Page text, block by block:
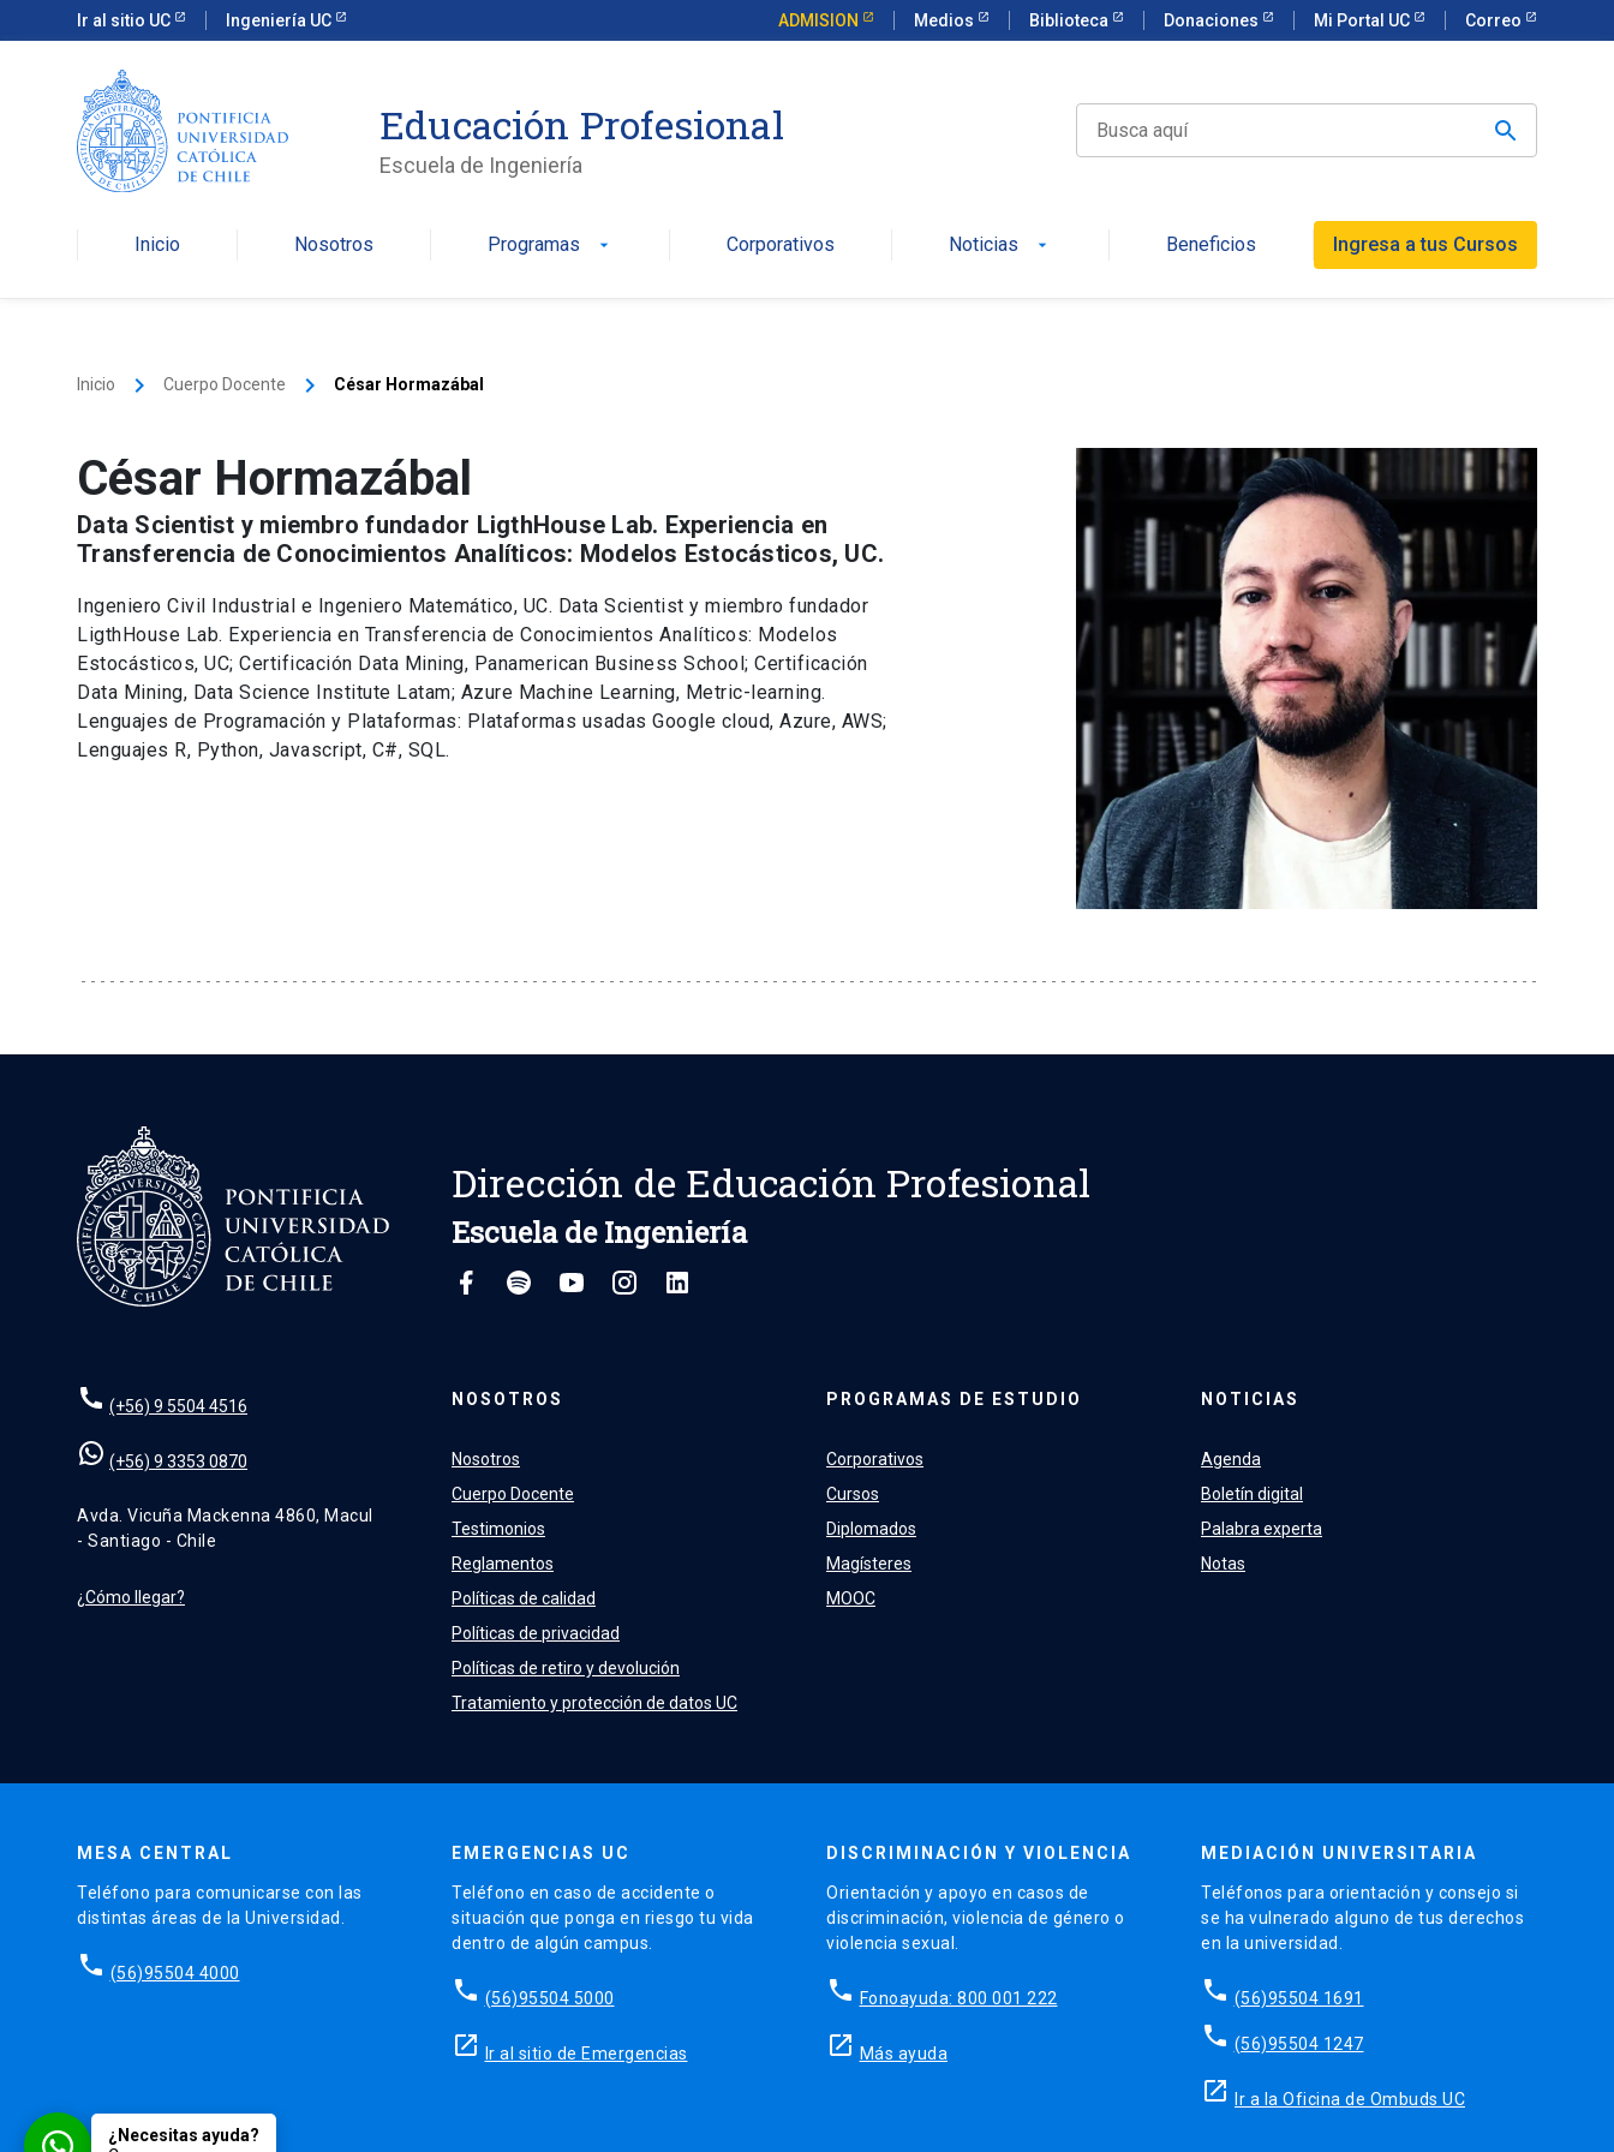
Ir al sitio UC Ingeniería UC ADMISION Medios Biblioteca Donaciones Mi Portal UC Correo
Educación Profesional
Escuela de Ingeniería
Inicio Nosotros Programas arrow_drop_down Corporativos Noticias arrow_drop_down Beneficios Ingresa a tus Cursos
Inicio keyboard_arrow_right Cuerpo Docente keyboard_arrow_right César Hormazábal
César Hormazábal
Data Scientist y miembro fundador LigthHouse Lab. Experiencia en
Transferencia de Conocimientos Analíticos: Modelos Estocásticos, UC.
Ingeniero Civil Industrial e Ingeniero Matemático, UC. Data Scientist y miembro fundador
LigthHouse Lab. Experiencia en Transferencia de Conocimientos Analíticos: Modelos
Estocásticos, UC; Certificación Data Mining, Panamerican Business School; Certificación
Data Mining, Data Science Institute Latam; Azure Machine Learning, Metric-learning.
Lenguajes de Programación y Plataformas: Plataformas usadas Google cloud, Azure, AWS;
Lenguajes R, Python, Javascript, C#, SQL.
Dirección de Educación Profesional
Escuela de Ingeniería
(+56) 9 5504 4516
(+56) 9 3353 0870
Avda. Vicuña Mackenna 4860, Macul
- Santiago - Chile
¿Cómo llegar?
NOSOTROS
Nosotros
Cuerpo Docente
Testimonios
Reglamentos
Políticas de calidad
Políticas de privacidad
Políticas de retiro y devolución
Tratamiento y protección de datos UC
PROGRAMAS DE ESTUDIO
Corporativos
Cursos
Diplomados
Magísteres
MOOC
NOTICIAS
Agenda
Boletín digital
Palabra experta
Notas
MESA CENTRAL
Teléfono para comunicarse con las
distintas áreas de la Universidad.
phone (56)95504 4000
EMERGENCIAS UC
Teléfono en caso de accidente o
situación que ponga en riesgo tu vida
dentro de algún campus.
phone (56)95504 5000
launch Ir al sitio de Emergencias
DISCRIMINACIÓN Y VIOLENCIA
Orientación y apoyo en casos de
discriminación, violencia de género o
violencia sexual.
phone Fonoayuda: 800 001 222
launch Más ayuda
MEDIACIÓN UNIVERSITARIA
Teléfonos para orientación y consejo si
se ha vulnerado alguno de tus derechos
en la universidad.
phone (56)95504 1691
phone (56)95504 1247
launch Ir a la Oficina de Ombuds UC
¿Necesitas ayuda?